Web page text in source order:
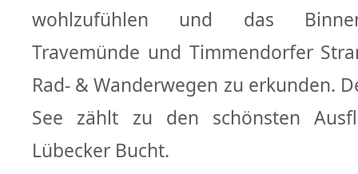
wohlzufühlen und das
Travemünde und Timmendorfer
Rad- & Wanderwegen zu erkunden.
See zählt zu den schönsten
Lübecker Bucht.